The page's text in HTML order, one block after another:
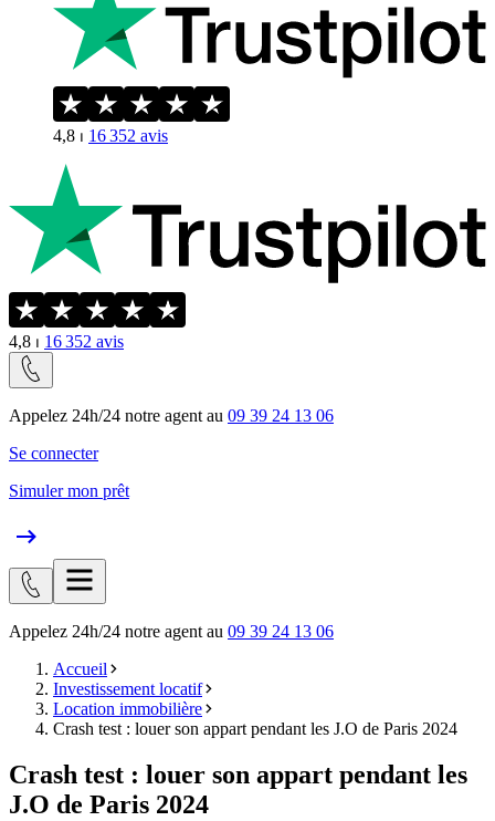
4,8 ⏐ 16 352 avis
4,8 ⏐ 16 352 avis
Appelez 24h/24 notre agent au 09 39 24 13 06
Se connecter
Simuler mon prêt
Appelez 24h/24 notre agent au 09 39 24 13 06
Accueil
Investissement locatif
Location immobilière
Crash test : louer son appart pendant les J.O de Paris 2024
Crash test : louer son appart pendant les
J.O de Paris 2024